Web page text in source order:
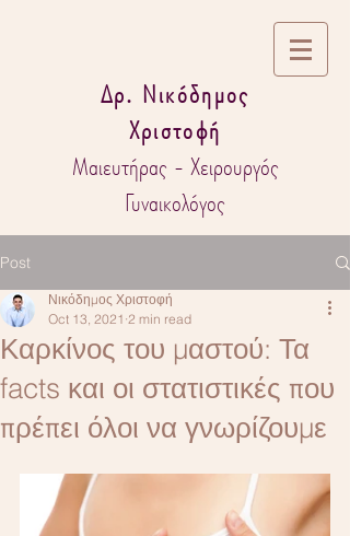
Δρ. Νικόδημος
Χριστοφή
Μαιευτήρας - Χειρουργός
Γυναικολόγος
Post
Καρκίνος του μαστού: Τα
facts και οι στατιστικές που
πρέπει όλοι να γνωρίζουμε
Νικόδημος Χριστοφή
Oct 13, 2021 2 min read